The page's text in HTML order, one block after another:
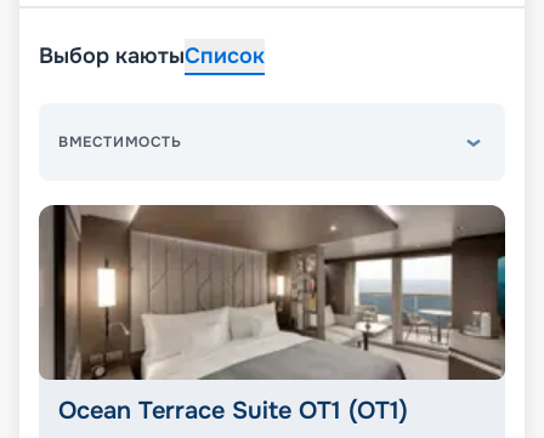
Выбор каютыСписок
ВМЕСТИМОСТЬ
Ocean Terrace Suite OT1 (OT1)